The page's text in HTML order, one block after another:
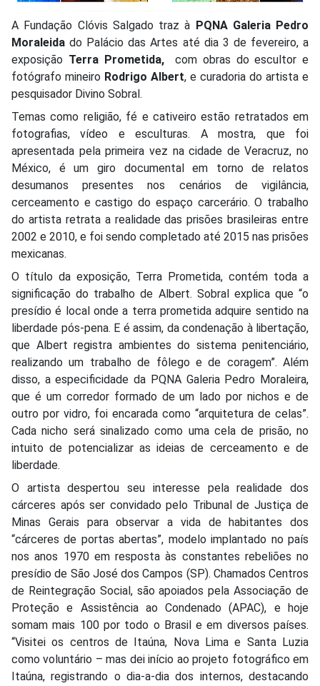
A Fundação Clóvis Salgado traz à PQNA Galeria Pedro
Moraleida do Palácio das Artes até dia 3 de fevereiro, a
exposição Terra Prometida,
com obras do escultor e
fotógrafo mineiro Rodrigo Albert, e curadoria do artista e
pesquisador Divino Sobral.
Temas como religião, fé e cativeiro estão retratados em
fotografias, vídeo e esculturas. A mostra, que foi
apresentada pela primeira vez na cidade de Veracruz, no
México, é um giro documental em torno de relatos
desumanos presentes nos cenários de vigilância,
cerceamento e castigo do espaço carcerário. O trabalho
do artista retrata a realidade das prisões brasileiras entre
2002 e 2010, e foi sendo completado até 2015 nas prisões
mexicanas.
O título da exposição, Terra Prometida, contém toda a
significação do trabalho de Albert. Sobral explica que “o
presídio é local onde a terra prometida adquire sentido na
liberdade pós-pena. E é assim, da condenação à libertação,
que Albert registra ambientes do sistema penitenciário,
realizando um trabalho de fôlego e de coragem”. Além
disso, a especificidade da PQNA Galeria Pedro Moraleira,
que é um corredor formado de um lado por nichos e de
outro por vidro, foi encarada como “arquitetura de celas”.
Cada nicho será sinalizado como uma cela de prisão, no
intuito de potencializar as ideias de cerceamento e de
liberdade.
O artista despertou seu interesse pela realidade dos
cárceres após ser convidado pelo Tribunal de Justiça de
Minas Gerais para observar a vida de habitantes dos
“cárceres de portas abertas”, modelo implantado no país
nos anos 1970 em resposta às constantes rebeliões no
presídio de São José dos Campos (SP). Chamados Centros
de Reintegração Social, são apoiados pela Associação de
Proteção e Assistência ao Condenado (APAC), e hoje
somam mais 100 por todo o Brasil e em diversos países.
“Visitei os centros de Itaúna, Nova Lima e Santa Luzia
como voluntário – mas dei início ao projeto fotográfico em
Itaúna, registrando o dia-a-dia dos internos, destacando